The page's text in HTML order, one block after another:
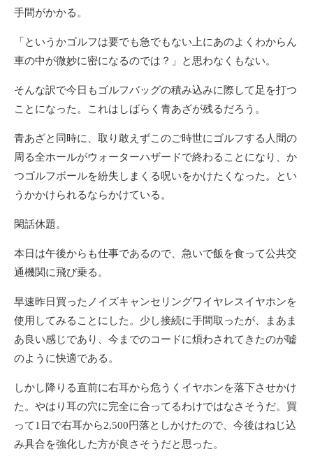
手間がかかる。
「というかゴルフは要でも急でもない上にあのよくわからん
車の中が微妙に密になるのでは？」と思わなくもない。
そんな訳で今日もゴルフバッグの積み込みに際して足を打つ
ことになった。これはしばらく青あざが残るだろう。
青あざと同時に、取り敢えずこのご時世にゴルフする人間の
周る全ホールがウォーターハザードで終わることになり、か
つゴルフボールを紛失しまくる呪いをかけたくなった。とい
うかかけられるならかけている。
閑話休題。
本日は午後からも仕事であるので、急いで飯を食って公共交
通機関に飛び乗る。
早速昨日買ったノイズキャンセリングワイヤレスイヤホンを
使用してみることにした。少し接続に手間取ったが、まあま
あ良い感じであり、今までのコードに煩わされてきたのが嘘
のように快適である。
しかし降りる直前に右耳から危うくイヤホンを落下させかけ
た。やはり耳の穴に完全に合ってるわけではなさそうだ。買
って1日で右耳から2,500円落としかけたので、今後はねじ込
み具合を強化した方が良さそうだと思った。